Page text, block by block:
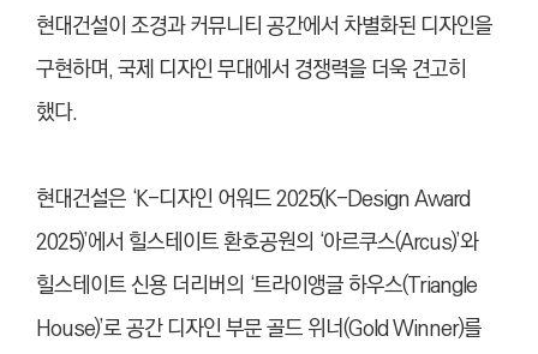
현대건설이 조경과 커뮤니티 공간에서 차별화된 디자인을
구현하며, 국제 디자인 무대에서 경쟁력을 더욱 견고히
했다.
현대건설은 ‘K-디자인 어워드 2025(K-Design Award
2025)’에서 힐스테이트 환호공원의 ‘아르쿠스(Arcus)’와
힐스테이트 신용 더리버의 ‘트라이앵글 하우스(Triangle
House)’로 공간 디자인 부문 골드 위너(Gold Winner)를